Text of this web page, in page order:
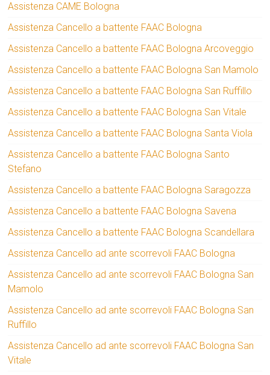
Assistenza CAME Bologna
Assistenza Cancello a battente FAAC Bologna
Assistenza Cancello a battente FAAC Bologna Arcoveggio
Assistenza Cancello a battente FAAC Bologna San Mamolo
Assistenza Cancello a battente FAAC Bologna San Ruffillo
Assistenza Cancello a battente FAAC Bologna San Vitale
Assistenza Cancello a battente FAAC Bologna Santa Viola
Assistenza Cancello a battente FAAC Bologna Santo
Stefano
Assistenza Cancello a battente FAAC Bologna Saragozza
Assistenza Cancello a battente FAAC Bologna Savena
Assistenza Cancello a battente FAAC Bologna Scandellara
Assistenza Cancello ad ante scorrevoli FAAC Bologna
Assistenza Cancello ad ante scorrevoli FAAC Bologna San
Mamolo
Assistenza Cancello ad ante scorrevoli FAAC Bologna San
Ruffillo
Assistenza Cancello ad ante scorrevoli FAAC Bologna San
Vitale